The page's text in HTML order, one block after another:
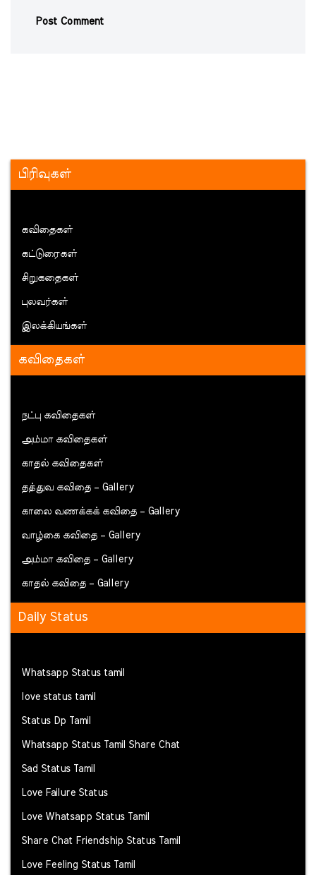
பிரிவுகள்
கவிதைகள்
கட்டுரைகள்
சிறுகதைகள்
புலவர்கள்
இலக்கியங்கள்
கவிதைகள்
நட்பு கவிதைகள்
அம்மா கவிதைகள்
காதல் கவிதைகள்
தத்துவ கவிதை – Gallery
காலை வணக்கக் கவிதை – Gallery
வாழ்கை கவிதை – Gallery
அம்மா கவிதை – Gallery
காதல் கவிதை – Gallery
Daily Status
Whatsapp Status tamil
love status tamil
Status Dp Tamil
Whatsapp Status Tamil Share Chat
Sad Status Tamil
Love Failure Status
Love Whatsapp Status Tamil
Share Chat Friendship Status Tamil
Love Feeling Status Tamil